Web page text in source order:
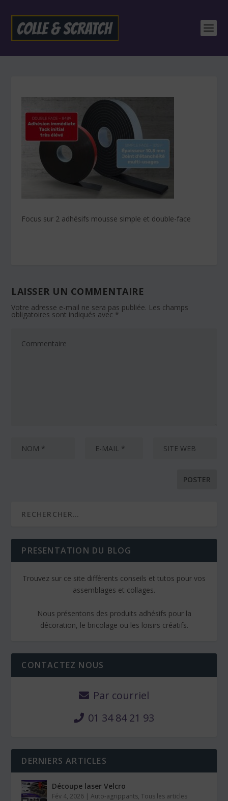
Focus sur 2 adhésifs mousse simple et double-face
LAISSER UN COMMENTAIRE
Votre adresse e-mail ne sera pas publiée. Les champs
obligatoires sont indiqués avec *
PRESENTATION DU BLOG
Trouvez sur ce site différents conseils et tutos pour vos
assemblages et collages.
Nous présentons des produits adhésifs pour la
décoration, le bricolage ou les loisirs créatifs.
CONTACTEZ NOUS
Par courriel
01 34 84 21 93
DERNIERS ARTICLES
Découpe laser Velcro
Fév 4, 2026 |Auto-agrippants,Tous les articles